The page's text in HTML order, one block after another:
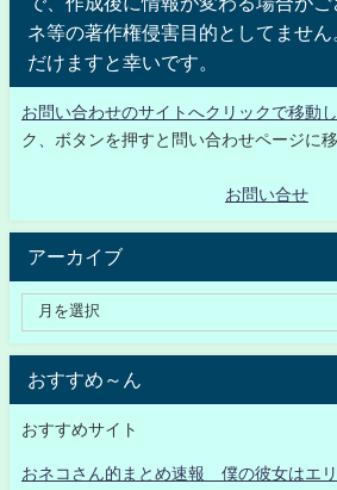
ネ等の著作権侵害目的としてませ
だけますと幸いです。
お問い合わせのサイトへクリックで移動
ク、ボタンを押すと問い合わせページに
お問い合せ
アーカイブ
おすすめ～ん
おすすめサイト
おネコさん的まとめ速報 僕の彼女はエ